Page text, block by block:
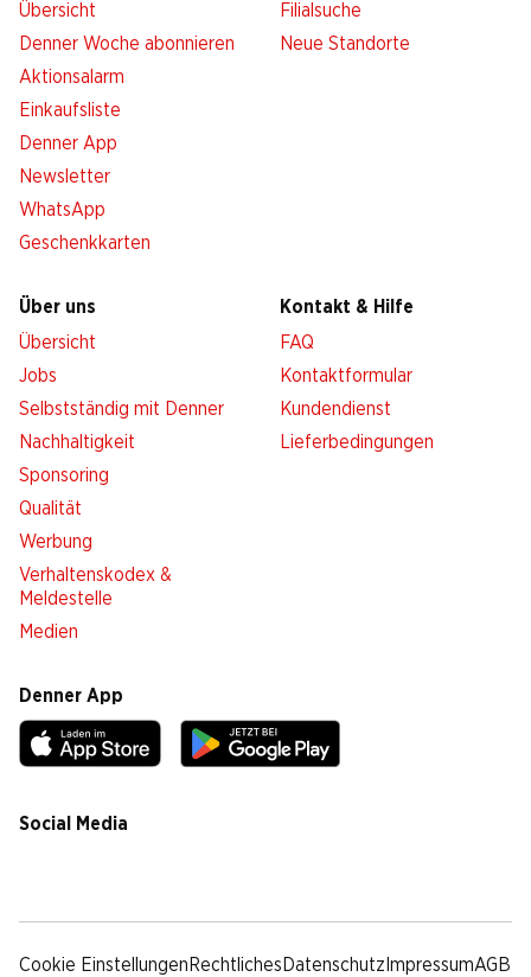
Übersicht
Denner Woche abonnieren
Aktionsalarm
Einkaufsliste
Denner App
Newsletter
WhatsApp
Geschenkkarten
Filialsuche
Neue Standorte
Über uns
Übersicht
Jobs
Selbstständig mit Denner
Nachhaltigkeit
Sponsoring
Qualität
Werbung
Verhaltenskodex &
Meldestelle
Medien
Kontakt & Hilfe
FAQ
Kontaktformular
Kundendienst
Lieferbedingungen
Denner App
Social Media
Cookie Einstellungen Rechtliches Datenschutz ImpressumAGB